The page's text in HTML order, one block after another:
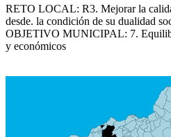
RETO LOCAL: R3. Mejorar la
desde. la condición de su dualidad
OBJETIVO MUNICIPAL: 7.
y económicos